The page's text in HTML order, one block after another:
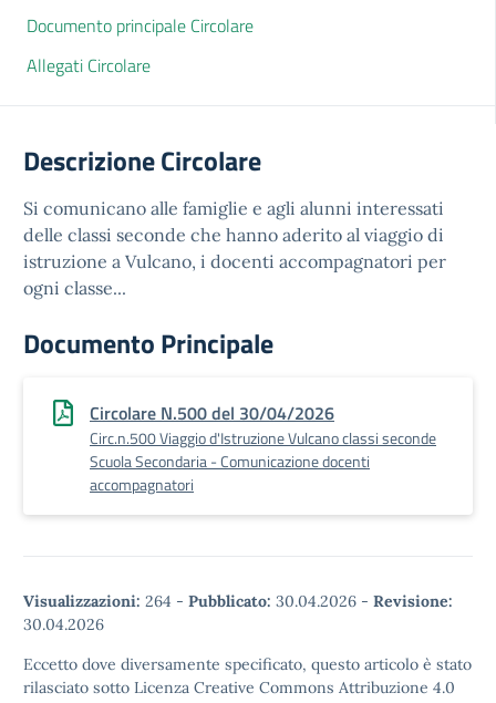
Documento principale Circolare
Allegati Circolare
Descrizione Circolare
Si comunicano alle famiglie e agli alunni interessati
delle classi seconde che hanno aderito al viaggio di
istruzione a Vulcano, i docenti accompagnatori per
ogni classe...
Documento Principale
Circolare N.500 del 30/04/2026
Circ.n.500 Viaggio d'Istruzione Vulcano classi seconde
Scuola Secondaria - Comunicazione docenti
accompagnatori
Visualizzazioni: 264 - Pubblicato: 30.04.2026 - Revisione:
30.04.2026
Eccetto dove diversamente specificato, questo articolo è stato
rilasciato sotto Licenza Creative Commons Attribuzione 4.0